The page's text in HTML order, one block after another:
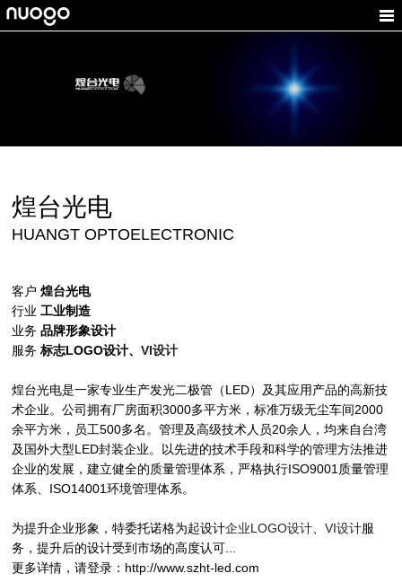
煌台光电
HUANGT OPTOELECTRONIC
客户煌台光电
行业工业制造
业务品牌形象设计
服务标志LOGO设计、VI设计
煌台光电是一家专业生产发光二极管（LED）及其应用产品的高新技
术企业。公司拥有厂房面积3000多平方米，标准万级无尘车间2000
余平方米，员工500多名。管理及高级技术人员20余人，均来自台湾
及国外大型LED封装企业。以先进的技术手段和科学的管理方法推进
企业的发展，建立健全的质量管理体系，严格执行ISO9001质量管理
体系、ISO14001环境管理体系。
为提升企业形象，特委托诺格为起设计企业LOGO设计、VI设计服
务，提升后的设计受到市场的高度认可...
更多详情，请登录：http://www.szht-led.com